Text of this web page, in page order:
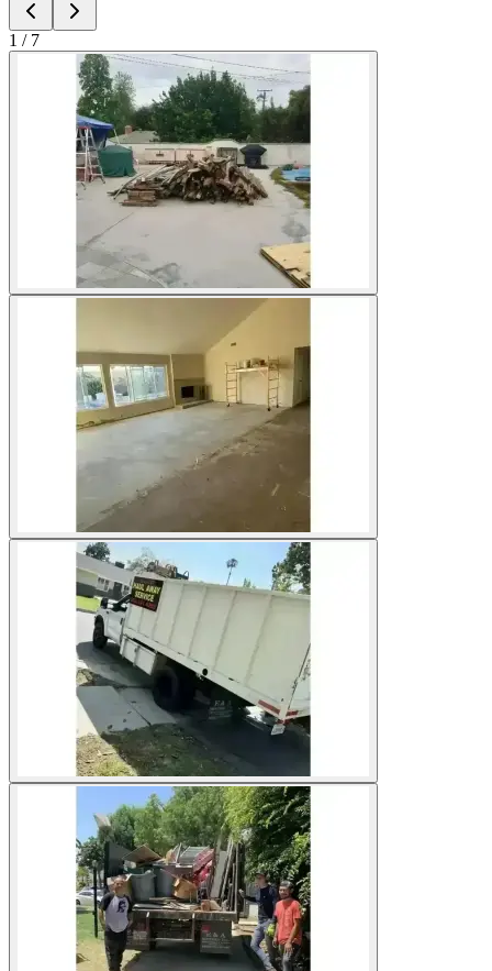
1 / 7